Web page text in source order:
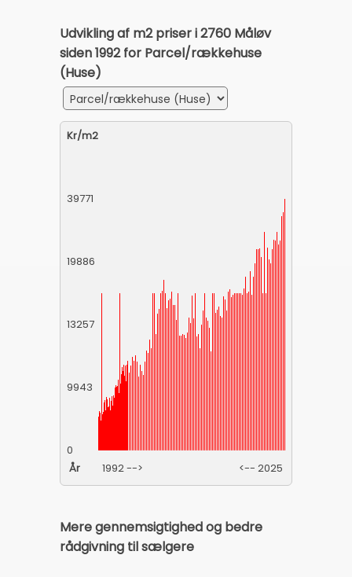
Udvikling af m2 priser i 2760 Måløv
siden 1992 for Parcel/rækkehuse
(Huse)
Kr/m2
39771
19886
13257
9943
0
År
1992 --> <-- 2025
Mere gennemsigtighed og bedre
rådgivning til sælgere